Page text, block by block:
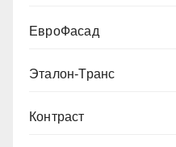
ЕвроФасад
Эталон-Транс
Контраст